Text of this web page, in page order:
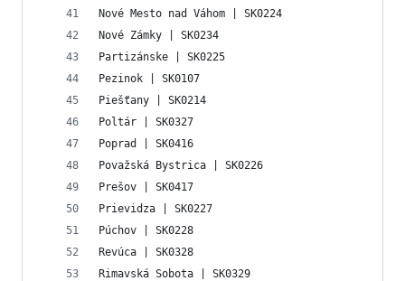
Nové Mesto nad Váhom | SK0224
Nové Zámky | SK0234
Partizánske | SK0225
Pezinok | SK0107
Piešťany | SK0214
Poltár | SK0327
Poprad | SK0416
Považská Bystrica | SK0226
Prešov | SK0417
Prievidza | SK0227
Púchov | SK0228
Revúca | SK0328
Rimavská Sobota | SK0329